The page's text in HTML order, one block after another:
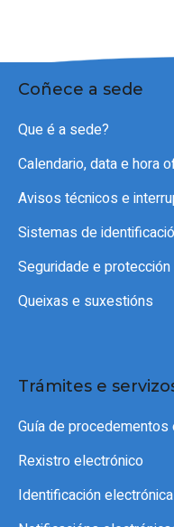
Coñece a sede
Que é a sede?
Calendario, data e hora
Avisos técnicos e
Sistemas de
Seguridade e
Queixas e suxestións
Trámites e
Guía de
Rexistro electrónico
Identificación electrónica